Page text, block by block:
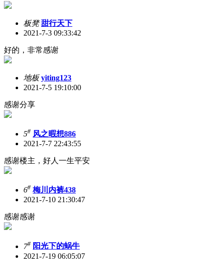
板凳 甜行天下
2021-7-3 09:33:42
好的，非常感谢
地板 yiting123
2021-7-5 19:10:00
感谢分享
5# 风之暇想886
2021-7-7 22:43:55
感谢楼主，好人一生平安
6# 梅川内裤438
2021-7-10 21:30:47
感谢感谢
7# 阳光下的蜗牛
2021-7-19 06:05:07